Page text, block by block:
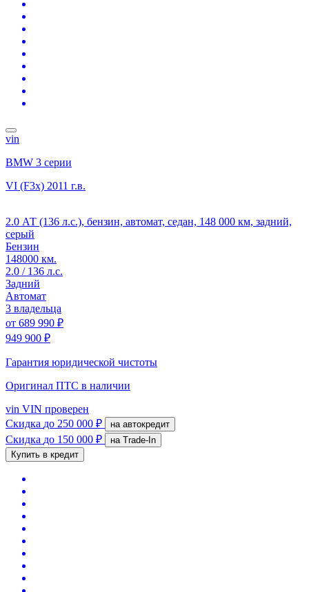
vin
BMW 3 серии
VI (F3x) 2011 г.в.
2.0 АТ (136 л.с.), бензин, автомат, седан, 148 000 км, задний,
серый
Бензин
148000 км.
2.0 / 136 л.с.
Задний
Автомат
3 владельца
от 689 990 ₽
949 900 ₽
Гарантия юридической чистоты
Оригинал ПТС в наличии
vin VIN проверен
Скидка до 250 000 ₽ на автокредит
Скидка до 150 000 ₽
на Trade-In
Купить в кредит